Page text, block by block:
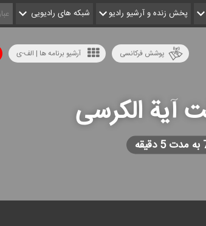
پخش زنده و آرشیو رادیو شبکه های رادیویی
آرشیو برنامه ها | الف-ی پوشش فرکانسی
آیة الكرسی